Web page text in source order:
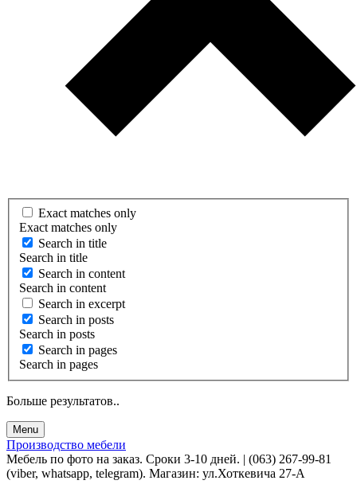
Exact matches only
Exact matches only
Search in title
Search in title
Search in content
Search in content
Search in excerpt
Search in posts
Search in posts
Search in pages
Search in pages
Больше результатов..
Menu
Производство мебели
Мебель по фото на заказ. Сроки 3-10 дней. | (063) 267-99-81
(viber, whatsapp, telegram). Магазин: ул.Хоткевича 27-А